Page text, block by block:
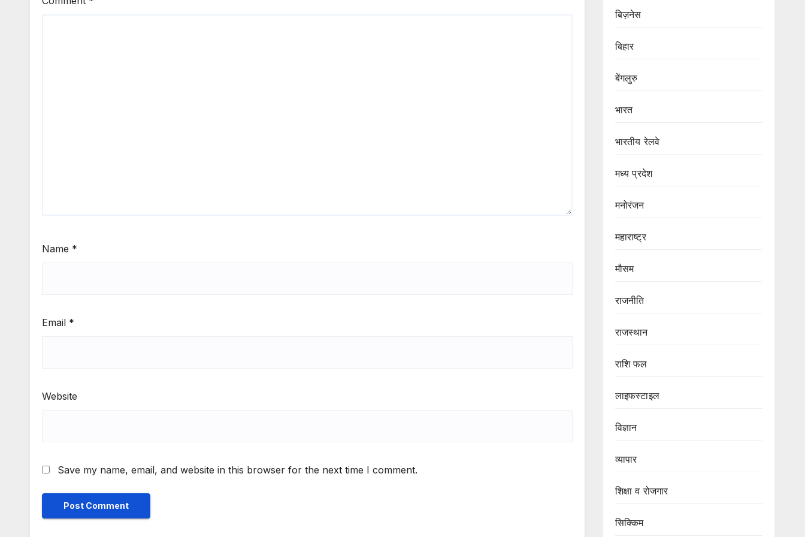
Name *
Email *
Website
Save my name, email, and website in this browser for the next time I comment.
बिज़नेस
बिहार
बेंगलुरु
भारत
भारतीय रेलवे
मध्य प्रदेश
मनोरंजन
महाराष्ट्र
मौसम
राजनीति
राजस्थान
राशि फल
लाइफस्टाइल
विज्ञान
व्यापार
शिक्षा व रोजगार
सिक्किम